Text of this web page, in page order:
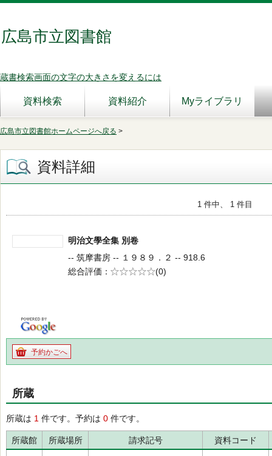
広島市立図書館
蔵書検索画面の文字の大きさを変えるには
資料検索 資料紹介 Myライブラリ
広島市立図書館ホームページへ戻る >
資料詳細
1 件中、 1 件目
明治文學全集 別卷
-- 筑摩書房 -- １９８９．２ -- 918.6
総合評価
5段階評価
(0)
予約かごへ
所蔵
所蔵は 1 件です。予約は 0 件です。
所蔵館 所蔵場所 請求記号 資料コード